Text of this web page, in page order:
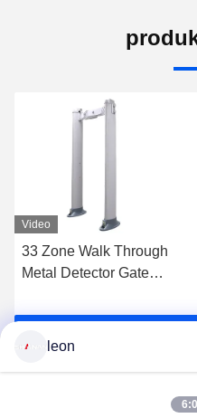
Video
33 Zone Walk Through
Metal Detector Gate
Tingkat Kepekaan 355
leon